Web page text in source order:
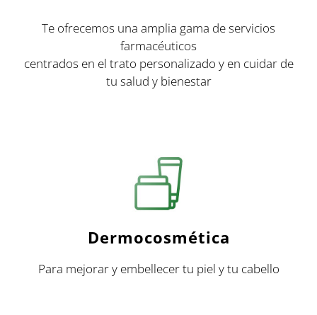
Te ofrecemos una amplia gama de servicios
farmacéuticos
centrados en el trato personalizado y en cuidar de
tu salud y bienestar
Dermocosmética
Para mejorar y embellecer tu piel y tu cabello